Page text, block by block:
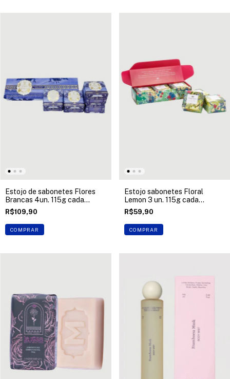
Estojo de sabonetes Flores
Brancas 4un. 115g cada
Madressenza
R$109,90
COMPRAR
Estojo sabonetes Floral
Lemon 3 un. 115g cada
Madressenza
R$59,90
COMPRAR